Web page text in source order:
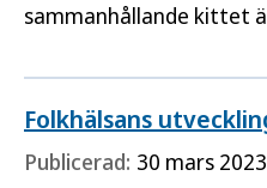
sammanhållande kittet
hållbart samhälle
och stödja samhällets
hälsa och
Folkhälsans
Publicerad: 30 mars 2023